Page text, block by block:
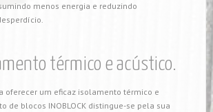
menos energia e reduzindo
térmico e acústico.
oferecer um eficaz isolamento térmico e
de blocos INOBLOCK distingue-se pela sua